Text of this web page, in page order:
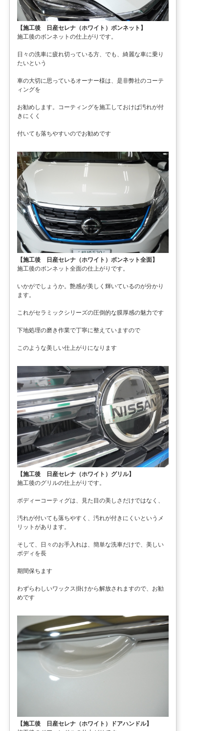
【施工後 日産セレナ（ホワイト）ボンネット】
施工後のボンネットの仕上がりです。
日々の洗車に疲れ切っている方、でも、綺麗な車に乗り
たいという
車の大切に思っているオーナー様は、是非弊社のコーテ
ィングを
お勧めします。コーティングを施工しておけば汚れが付
きにくく
付いても落ちやすいのでお勧めです
【施工後 日産セレナ（ホワイト）ボンネット全面】
施工後のボンネット全面の仕上がりです。
いかがでしょうか。艶感が美しく輝いているのが分かり
ます。
これがセラミックシリーズの圧倒的な膜厚感の魅力です
下地処理の磨き作業で丁寧に整えていますので
このような美しい仕上がりになります
【施工後 日産セレナ（ホワイト）グリル】
施工後のグリルの仕上がりです。
ボディーコーティグは、見た目の美しさだけではなく、
汚れが付いても落ちやすく、汚れが付きにくいというメ
リットがあります。
そして、日々のお手入れは、簡単な洗車だけで、美しい
ボディを長
期間保ちます
わずらわしいワックス掛けから解放されますので、お勧
めです
【施工後 日産セレナ（ホワイト）ドアハンドル】